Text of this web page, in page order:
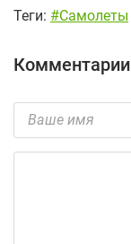
Теги: #Самолеты
Комментарии